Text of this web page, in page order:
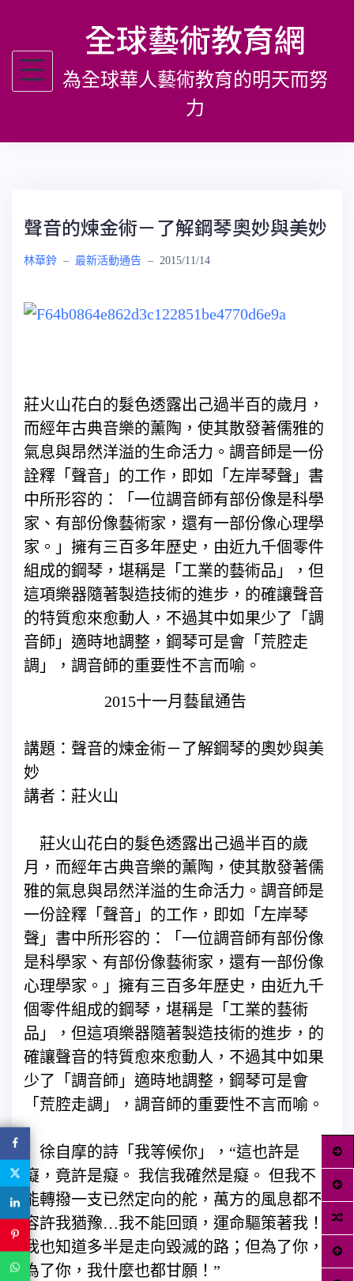
主
全球藝術教育網
為全球華人藝術教育的明天而努
力
聲音的煉金術－了解鋼琴奧妙與美妙
林華鈴 – 最新活動通告 – 2015/11/14
莊火山花白的髮色透露出己過半百的歲月，
而經年古典音樂的薰陶，使其散發著儒雅的
氣息與昂然洋溢的生命活力。調音師是一份
詮釋「聲音」的工作，即如「左岸琴聲」書
中所形容的：「一位調音師有部份像是科學
家、有部份像藝術家，還有一部份像心理學
家。」擁有三百多年歷史，由近九千個零件
組成的鋼琴，堪稱是「工業的藝術品」，但
這項樂器隨著製造技術的進步，的確讓聲音
的特質愈來愈動人，不過其中如果少了「調
音師」適時地調整，鋼琴可是會「荒腔走
調」，調音師的重要性不言而喻。
2015十一月藝鼠通告
講題：聲音的煉金術－了解鋼琴的奧妙與美
妙
講者：莊火山
莊火山花白的髮色透露出己過半百的歲
月，而經年古典音樂的薰陶，使其散發著儒
雅的氣息與昂然洋溢的生命活力。調音師是
一份詮釋「聲音」的工作，即如「左岸琴
聲」書中所形容的：「一位調音師有部份像
是科學家、有部份像藝術家，還有一部份像
心理學家。」擁有三百多年歷史，由近九千
個零件組成的鋼琴，堪稱是「工業的藝術
品」，但這項樂器隨著製造技術的進步，的
確讓聲音的特質愈來愈動人，不過其中如果
少了「調音師」適時地調整，鋼琴可是會
「荒腔走調」，調音師的重要性不言而喻。
徐自摩的詩「我等候你」，“這也許是
癡，竟許是癡。 我信我確然是癡。 但我不
能轉撥一支已然定向的舵，萬方的風息都不
容許我猶豫…我不能回頭，運命驅策著我！
我也知道多半是走向毀滅的路；但為了你，
為了你，我什麼也都甘願！”